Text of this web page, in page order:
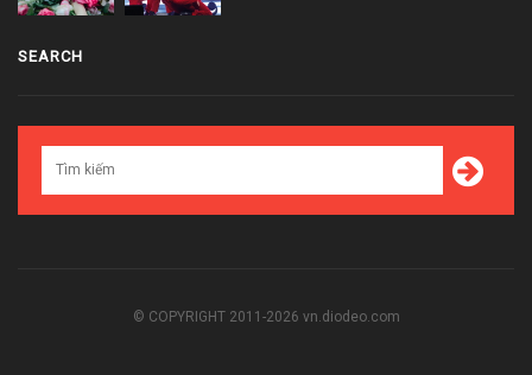
SEARCH
© COPYRIGHT 2011-2026 vn.diodeo.com